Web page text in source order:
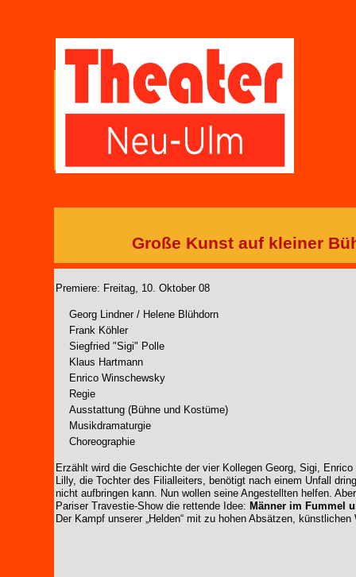
Große Kunst auf kleiner
Premiere: Freitag, 10. Oktober 08
Georg Lindner / Helene Blühdorn
Frank Köhler
Siegfried "Sigi" Polle
Klaus Hartmann
Enrico Winschewsky
Regie
Ausstattung (Bühne und Kostüme)
Musikdramaturgie
Choreographie
Erzählt wird die Geschichte der vier Kollegen Georg, Sigi,
Lilly, die Tochter des Filialleiters, benötigt nach einem Unfall
nicht aufbringen kann. Nun wollen seine Angestellten helfen.
Pariser Travestie-Show die rettende Idee: Männer im Fummel
Der Kampf unserer „Helden“ mit zu hohen Absätzen,